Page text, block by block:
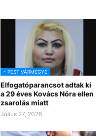
- PEST VÁRMEGYE
Elfogatóparancsot adtak ki
a 29 éves Kovács Nóra ellen
zsarolás miatt
Július 27, 2026